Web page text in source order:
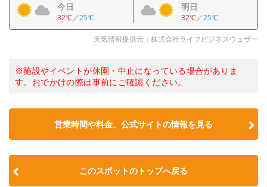
今日
32℃／25℃
明日
32℃／25℃
天気情報提供元：株式会社ライフビジネスウェザー
※施設やイベントが休園・中止になっている場合がありま
す。おでかけの際は事前にご確認ください。
営業時間や料金、公式サイトの情報を見る
このスポットのトップへ戻る